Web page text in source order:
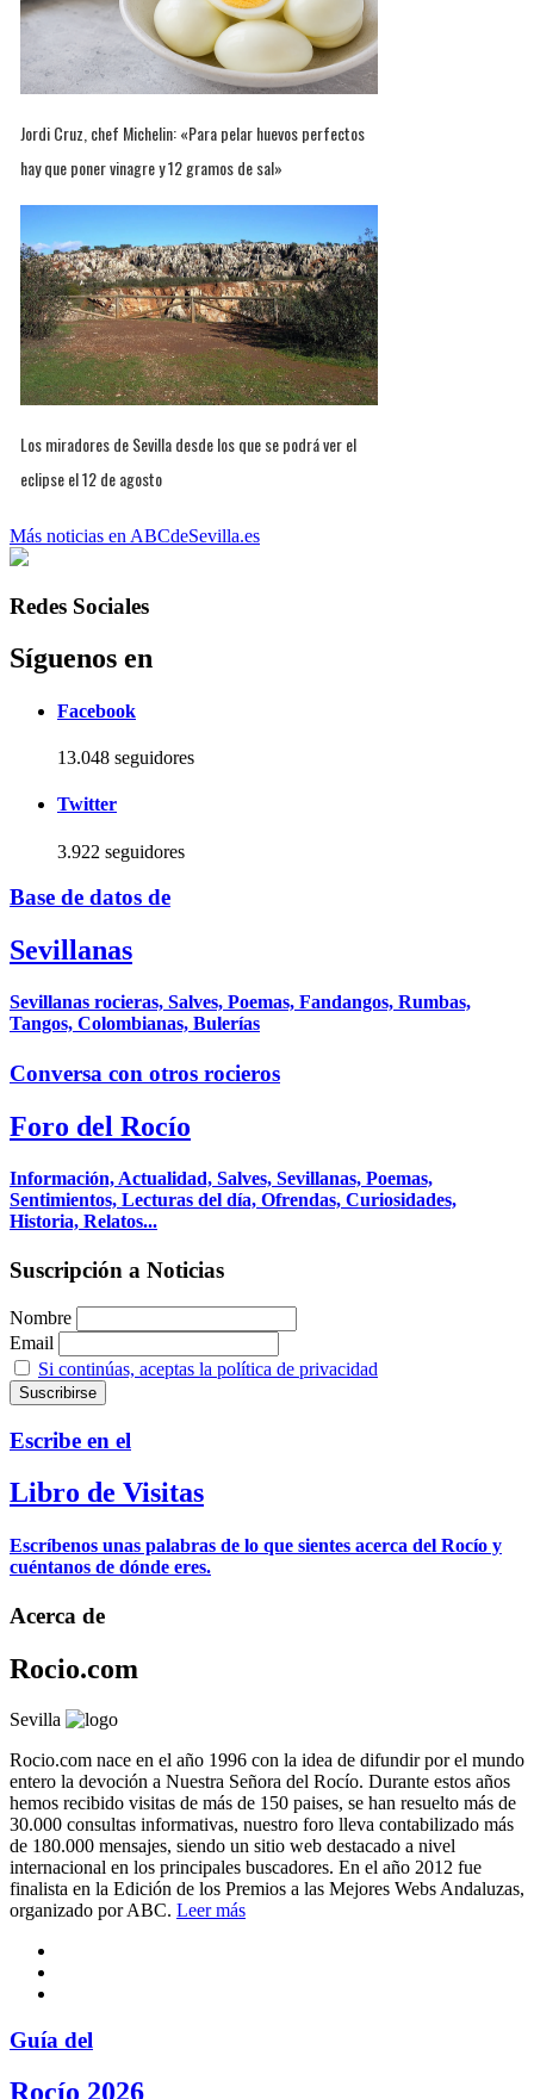
Jordi Cruz, chef Michelin: «Para pelar huevos perfectos
hay que poner vinagre y 12 gramos de sal»
Los miradores de Sevilla desde los que se podrá ver el
eclipse el 12 de agosto
Más noticias en ABCdeSevilla.es
Redes Sociales
Síguenos en
Facebook
13.048 seguidores
Twitter
3.922 seguidores
Base de datos de
Sevillanas
Sevillanas rocieras, Salves, Poemas, Fandangos, Rumbas,
Tangos, Colombianas, Bulerías
Conversa con otros rocieros
Foro del Rocío
Información, Actualidad, Salves, Sevillanas, Poemas,
Sentimientos, Lecturas del día, Ofrendas, Curiosidades,
Historia, Relatos...
Suscripción a Noticias
Nombre
Email
Si continúas, aceptas la política de privacidad
Escribe en el
Libro de Visitas
Escríbenos unas palabras de lo que sientes acerca del Rocío y
cuéntanos de dónde eres.
Acerca de
Rocio.com
Sevilla
Rocio.com nace en el año 1996 con la idea de difundir por el mundo
entero la devoción a Nuestra Señora del Rocío. Durante estos años
hemos recibido visitas de más de 150 paises, se han resuelto más de
30.000 consultas informativas, nuestro foro lleva contabilizado más
de 180.000 mensajes, siendo un sitio web destacado a nivel
internacional en los principales buscadores. En el año 2012 fue
finalista en la Edición de los Premios a las Mejores Webs Andaluzas,
organizado por ABC. Leer más
Guía del
Rocío 2026